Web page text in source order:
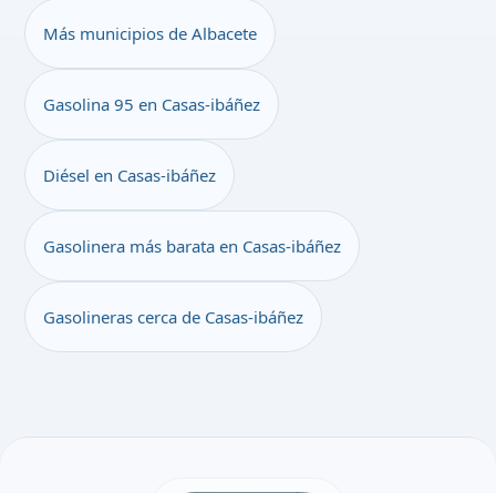
Más municipios de Albacete
Gasolina 95 en Casas-ibáñez
Diésel en Casas-ibáñez
Gasolinera más barata en Casas-ibáñez
Gasolineras cerca de Casas-ibáñez